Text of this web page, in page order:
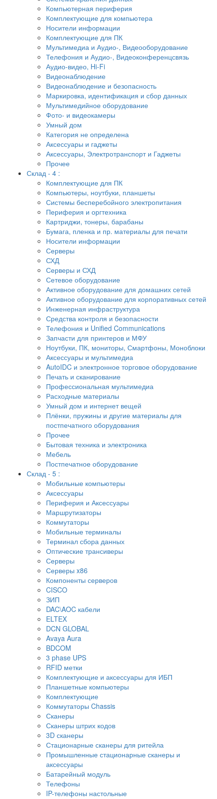
Компьютерная периферия
Комплектующие для компьютера
Носители информации
Комплектующие для ПК
Мультимедиа и Аудио-, Видеооборудование
Телефония и Аудио-, Видеоконференцсвязь
Аудио-видео, Hi-Fi
Видеонаблюдение
Видеонаблюдение и безопасность
Маркировка, идентификация и сбор данных
Мультимедийное оборудование
Фото- и видеокамеры
Умный дом
Категория не определена
Аксессуары и гаджеты
Аксессуары, Электротранспорт и Гаджеты
Прочее
Склад - 4 :
Комплектующие для ПК
Компьютеры, ноутбуки, планшеты
Системы бесперебойного электропитания
Периферия и оргтехника
Картриджи, тонеры, барабаны
Бумага, пленка и пр. материалы для печати
Носители информации
Серверы
СХД
Серверы и СХД
Сетевое оборудование
Активное оборудование для домашних сетей
Активное оборудование для корпоративных сетей
Инженерная инфраструктура
Средства контроля и безопасности
Телефония и Unified Communications
Запчасти для принтеров и МФУ
Ноутбуки, ПК, мониторы, Смартфоны, Моноблоки
Аксессуары и мультимедиа
AutoIDC и электронное торговое оборудование
Печать и сканирование
Профессиональная мультимедиа
Расходные материалы
Умный дом и интернет вещей
Плёнки, пружины и другие материалы для
постпечатного оборудования
Прочее
Бытовая техника и электроника
Мебель
Постпечатное оборудование
Склад - 5 :
Мобильные компьютеры
Аксессуары
Периферия и Аксессуары
Маршрутизаторы
Коммутаторы
Мобильные терминалы
Терминал сбора данных
Оптические трансиверы
Серверы
Серверы x86
Компоненты серверов
CISCO
ЗИП
DAC\AOC кабели
ELTEX
DCN GLOBAL
Avaya Aura
BDCOM
3 phase UPS
RFID метки
Комплектующие и аксессуары для ИБП
Планшетные компьютеры
Комплектующие
Коммутаторы Chassis
Сканеры
Сканеры штрих кодов
3D сканеры
Стационарные сканеры для ритейла
Промышленные стационарные сканеры и
аксессуары
Батарейный модуль
Телефоны
IP-телефоны настольные